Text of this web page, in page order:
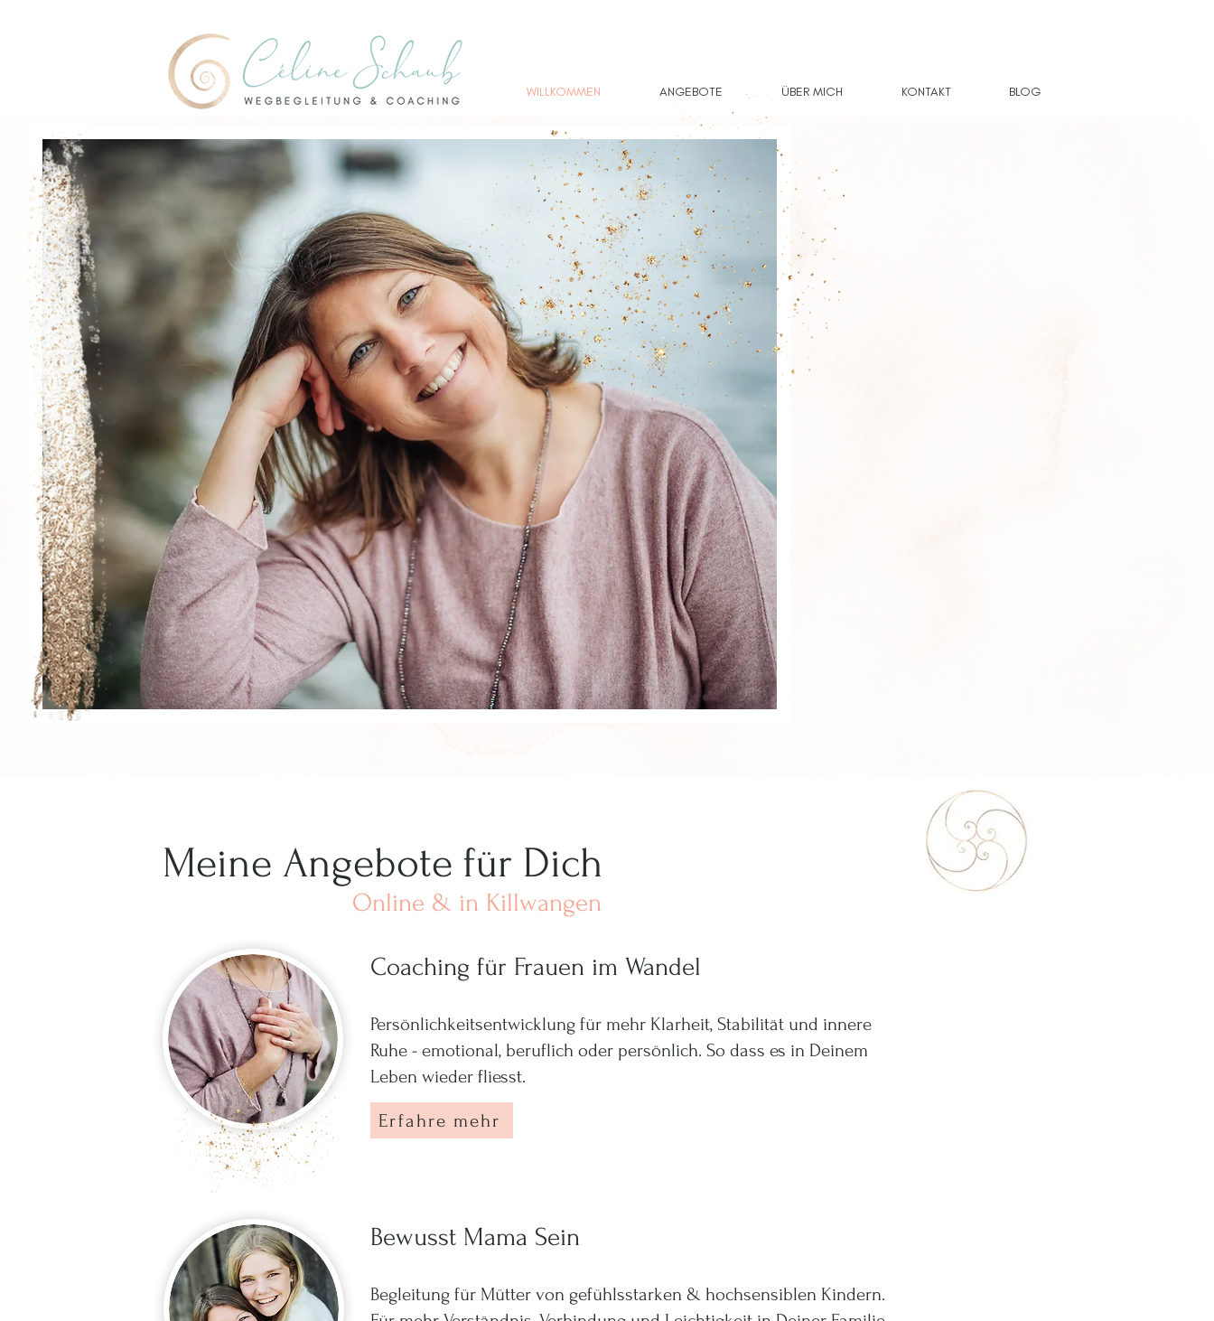
WILLKOMMEN ANGEBOTE ÜBER MICH KONTAKT BLOG
Ich bin Céline,
Ich bin Individualpsychologin und begleite
seit 10 Jahren Frauen und Mütter in ihre
Klarheit, Stabilität und innere Ruhe.
Meine Angebote für Dich
Online & in Killwangen
Coaching für Frauen im Wandel
Persönlichkeitsentwicklung für mehr Klarheit, Stabilität und innere
Ruhe - emotional, beruflich oder persönlich. So dass es in Deinem
Leben wieder fliesst.
Erfahre mehr
Bewusst Mama Sein
Begleitung für Mütter von gefühlsstarken & hochsensiblen Kindern.